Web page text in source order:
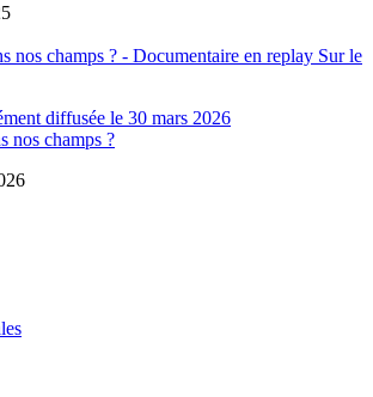
nos champs ? - Documentaire en replay Sur le
diffusée le 30 mars 2026
nos champs ?